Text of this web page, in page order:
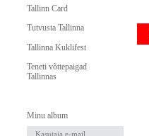
Tallinn Card
Tutvusta Tallinna
Tallinna Kuklifest
Teneti võttepaigad
Tallinnas
Minu album